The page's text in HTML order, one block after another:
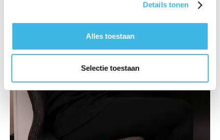
Details tonen
Alles toestaan
Selectie toestaan